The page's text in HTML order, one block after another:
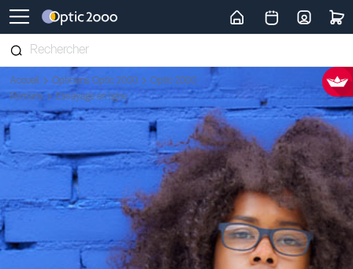
Retour vers la page d'accueil
Accueil Opticiens Optic 2000
Optic 2000
Romans
Essayage en ligne